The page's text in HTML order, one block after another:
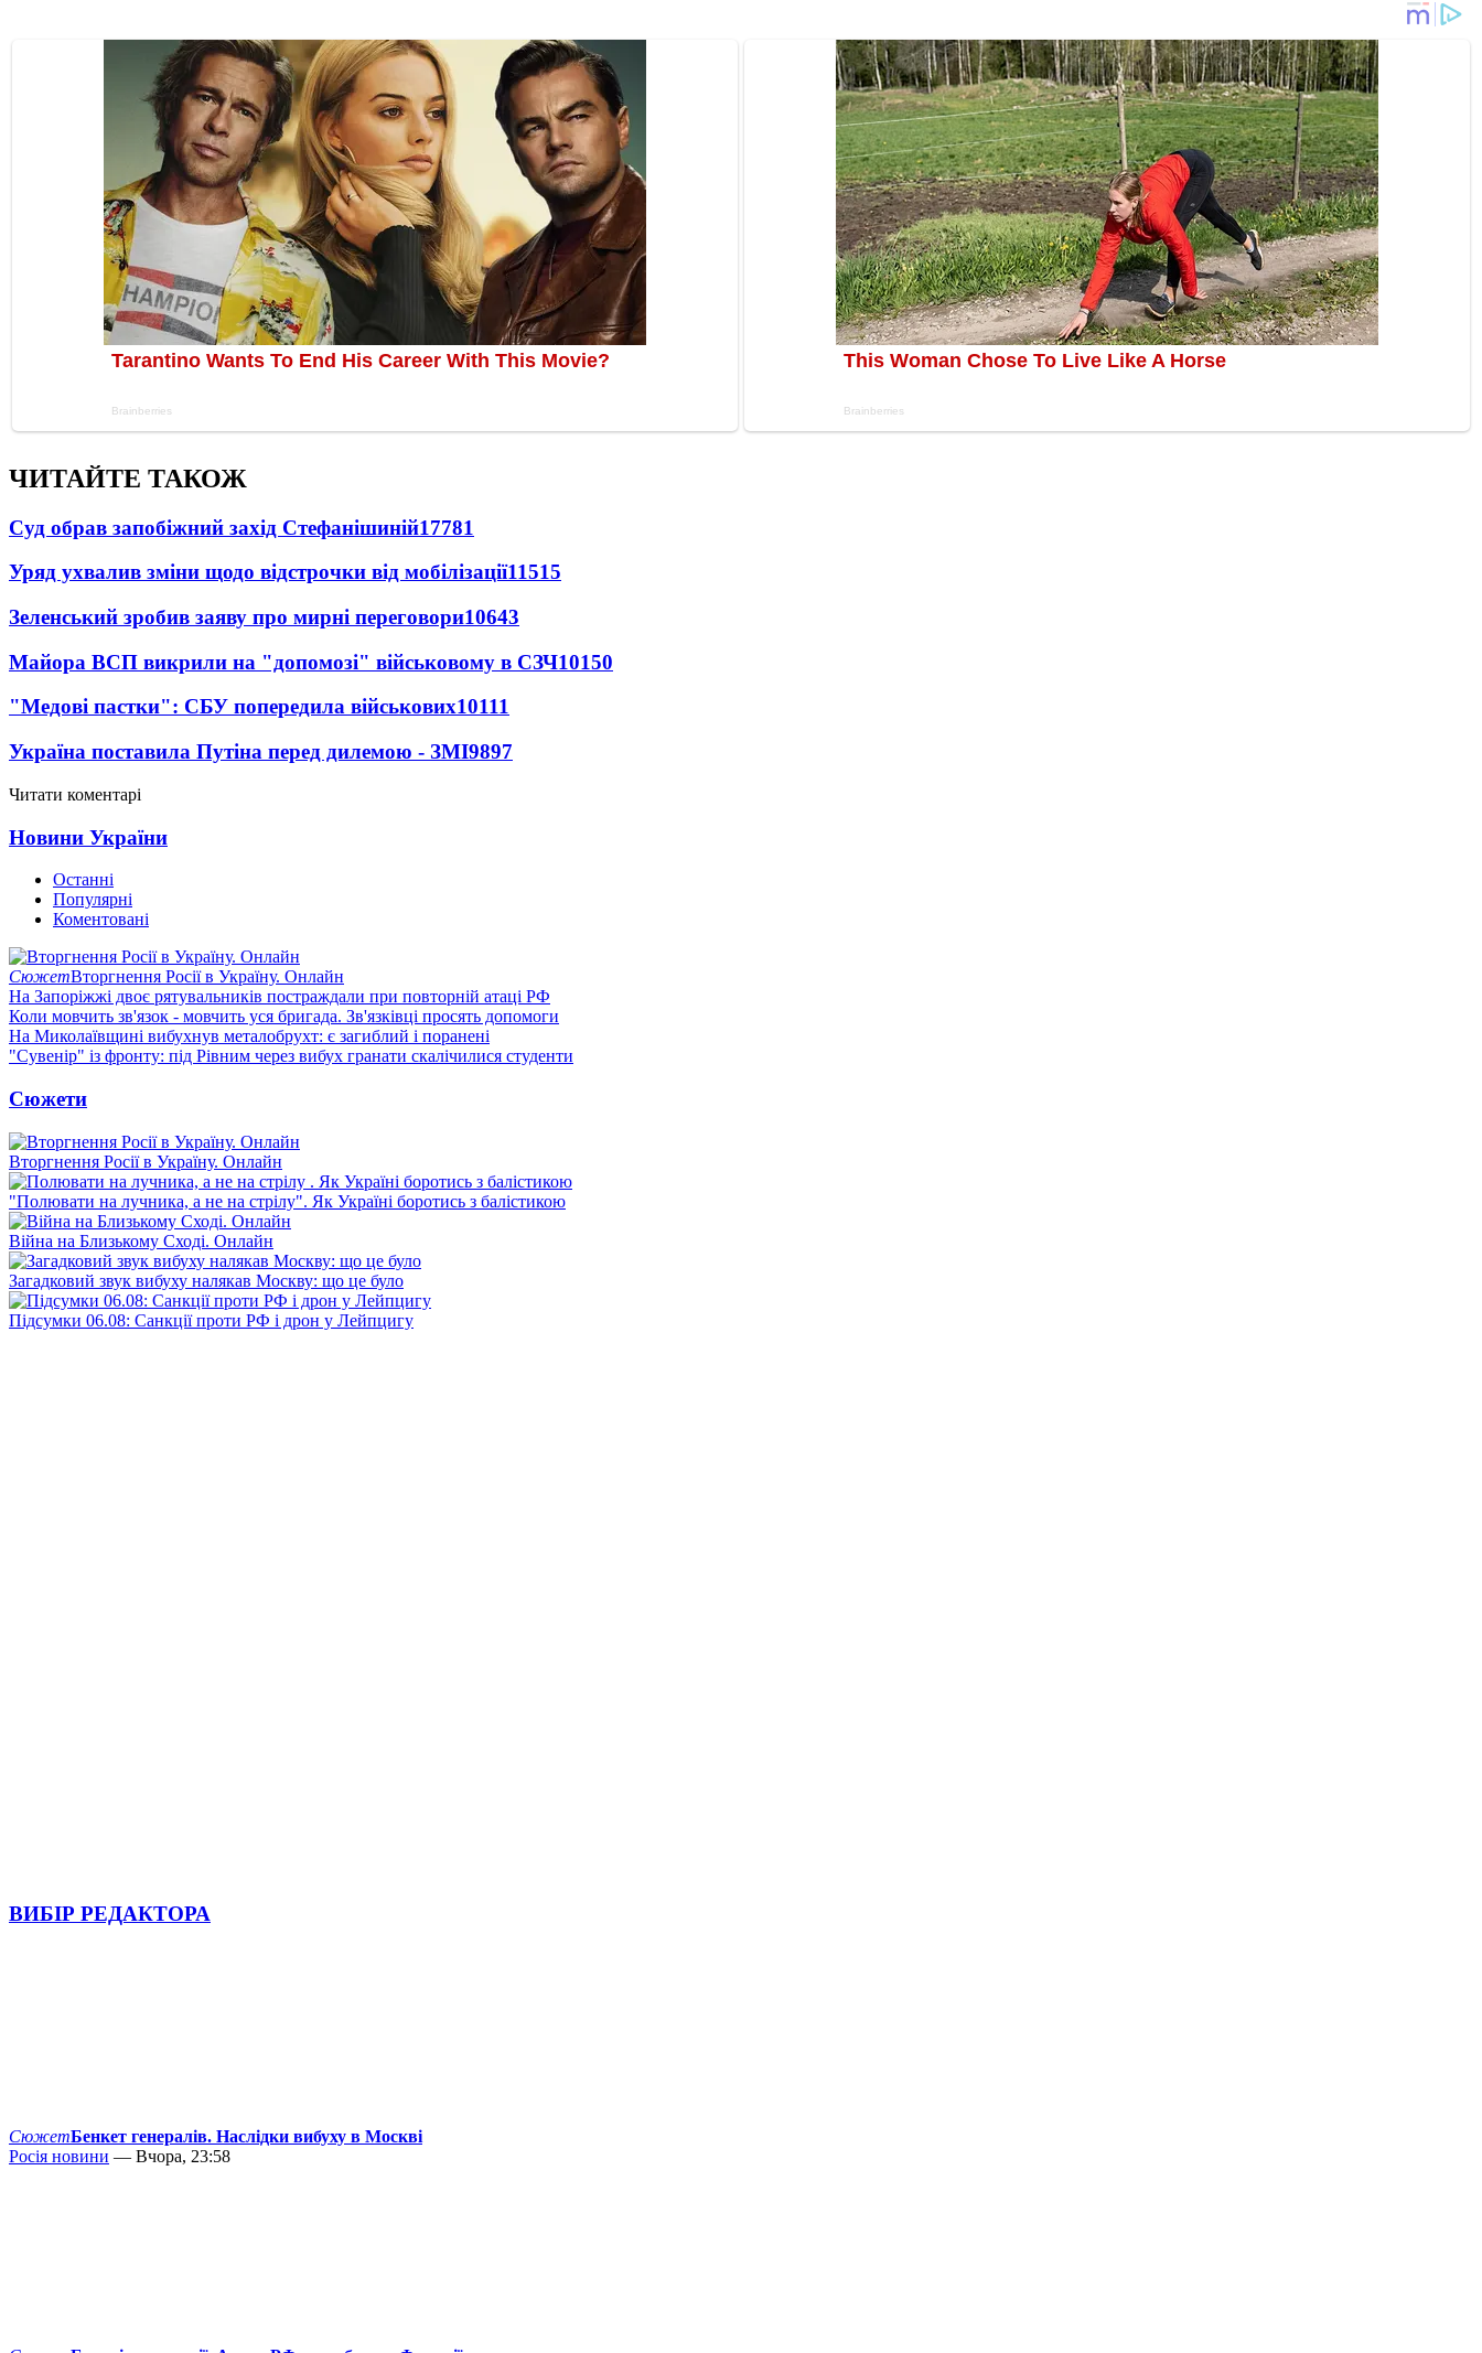
ЧИТАЙТЕ ТАКОЖ
Суд обрав запобіжний захід Стефанішиній17781
Уряд ухвалив зміни щодо відстрочки від мобілізації11515
Зеленський зробив заяву про мирні переговори10643
Майора ВСП викрили на "допомозі" військовому в СЗЧ10150
"Медові пастки": СБУ попередила військових10111
Україна поставила Путіна перед дилемою - ЗМІ9897
Читати коментарі
Новини України
Останні
Популярні
Коментовані
СюжетВторгнення Росії в Україну. Онлайн
На Запоріжжі двоє рятувальників постраждали при повторній атаці РФ
Коли мовчить зв'язок - мовчить уся бригада. Зв'язківці просять допомоги
На Миколаївщині вибухнув металобрухт: є загиблий і поранені
"Сувенір" із фронту: під Рівним через вибух гранати скалічилися студенти
Сюжети
Вторгнення Росії в Україну. Онлайн
"Полювати на лучника, а не на стрілу". Як Україні боротись з балістикою
Війна на Близькому Сході. Онлайн
Загадковий звук вибуху налякав Москву: що це було
Підсумки 06.08: Санкції проти РФ і дрон у Лейпцигу
ВИБІР РЕДАКТОРА
СюжетБенкет генералів. Наслідки вибуху в Москві
Росія новини — Вчора, 23:58